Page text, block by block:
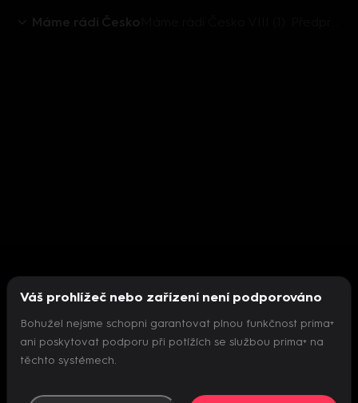
Máme rádi Česko
Nepodařilo se inicializovat přehrávač
Váš prohlížeč nebo zařízení není podporováno
Bohužel nejsme schopni garantovat plnou funkčnost prima+
ani poskytovat podporu při potížích se službou prima+ na
těchto systémech.